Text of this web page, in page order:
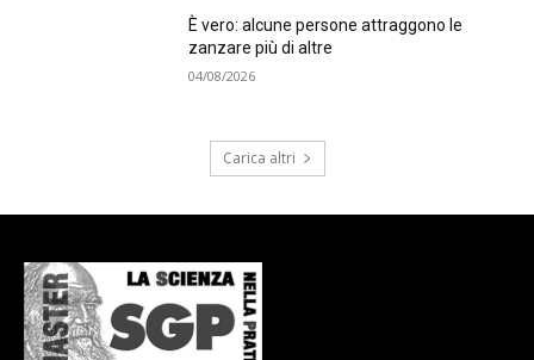
È vero: alcune persone attraggono le
zanzare più di altre
04/08/2026
Carica altri